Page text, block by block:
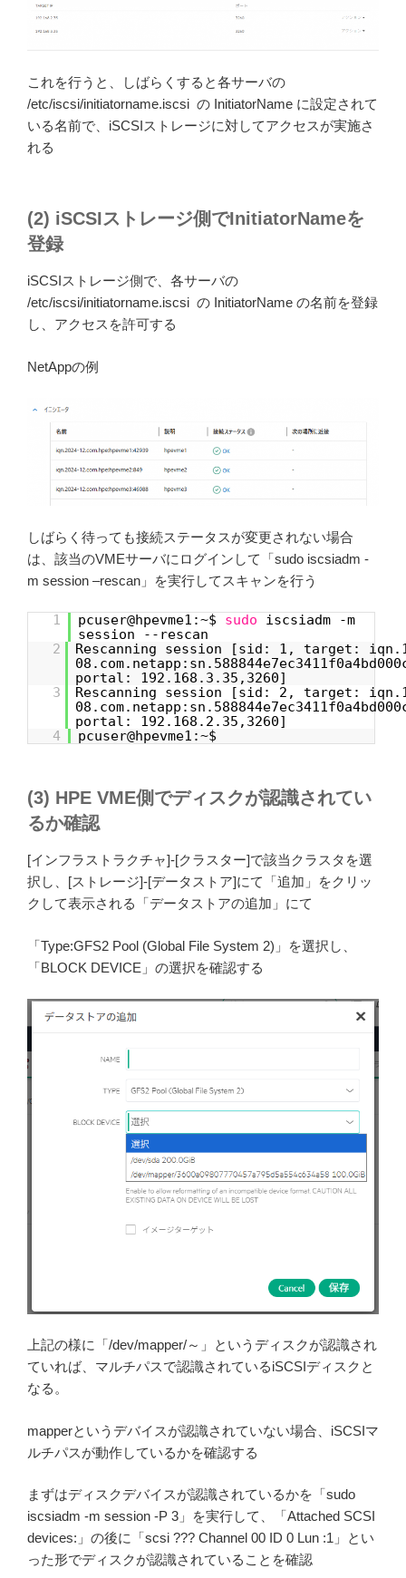
これを行うと、しばらくすると各サーバの
/etc/iscsi/initiatorname.iscsi の InitiatorName に設定されて
いる名前で、iSCSIストレージに対してアクセスが実施さ
れる
(2) iSCSIストレージ側でInitiatorNameを
登録
iSCSIストレージ側で、各サーバの
/etc/iscsi/initiatorname.iscsi の InitiatorName の名前を登録
し、アクセスを許可する
NetAppの例
しばらく待っても接続ステータスが変更されない場合
は、該当のVMEサーバにログインして「sudo iscsiadm -
m session –rescan」を実行してスキャンを行う
1 pcuser@hpevme1:~$ sudo
iscsiadm -m
session --rescan
2
Rescanning session [sid: 1, target:
portal: 192.168.3.35,3260]
3
Rescanning session [sid: 2, target:
portal: 192.168.2.35,3260]
4
pcuser@hpevme1:~$
(3) HPE VME側でディスクが認識されてい
るか確認
[インフラストラクチャ]-[クラスター]で該当クラスタを選
択し、[ストレージ]-[データストア]にて「追加」をクリッ
クして表示される「データストアの追加」にて
「Type:GFS2 Pool (Global File System 2)」を選択し、
「BLOCK DEVICE」の選択を確認する
上記の様に「/dev/mapper/～」というディスクが認識され
ていれば、マルチパスで認識されているiSCSIディスクと
なる。
mapperというデバイスが認識されていない場合、iSCSIマ
ルチパスが動作しているかを確認する
まずはディスクデバイスが認識されているかを「sudo
iscsiadm -m session -P 3」を実行して、「Attached SCSI
devices:」の後に「scsi ??? Channel 00 ID 0 Lun :1」とい
った形でディスクが認識されていることを確認